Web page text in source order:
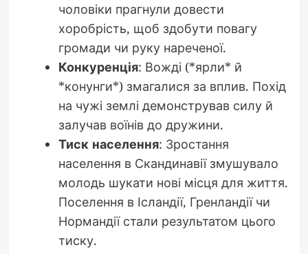
чоловіки прагнули довести
хоробрість, щоб здобути повагу
громади чи руку нареченої.
Конкуренція: Вожді (*ярли* й
*конунги*) змагалися за вплив. Похід
на чужі землі демонстрував силу й
залучав воїнів до дружини.
Тиск населення: Зростання
населення в Скандинавії змушувало
молодь шукати нові місця для життя.
Поселення в Ісландії, Гренландії чи
Нормандії стали результатом цього
тиску.